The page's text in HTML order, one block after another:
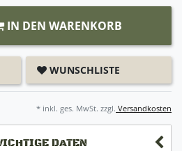
IN DEN WARENKORB
WUNSCHLISTE
* inkl. ges. MwSt. zzgl. Versandkosten
DATEN